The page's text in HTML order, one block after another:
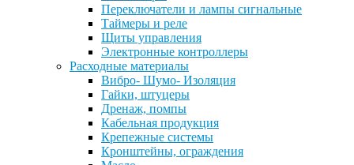
Переключатели и лампы сигнальные
Таймеры и реле
Щиты управления
Электронные контроллеры
Расходные материалы
Вибро- Шумо- Изоляция
Гайки, штуцеры
Дренаж, помпы
Кабельная продукция
Крепежные системы
Кронштейны, ограждения